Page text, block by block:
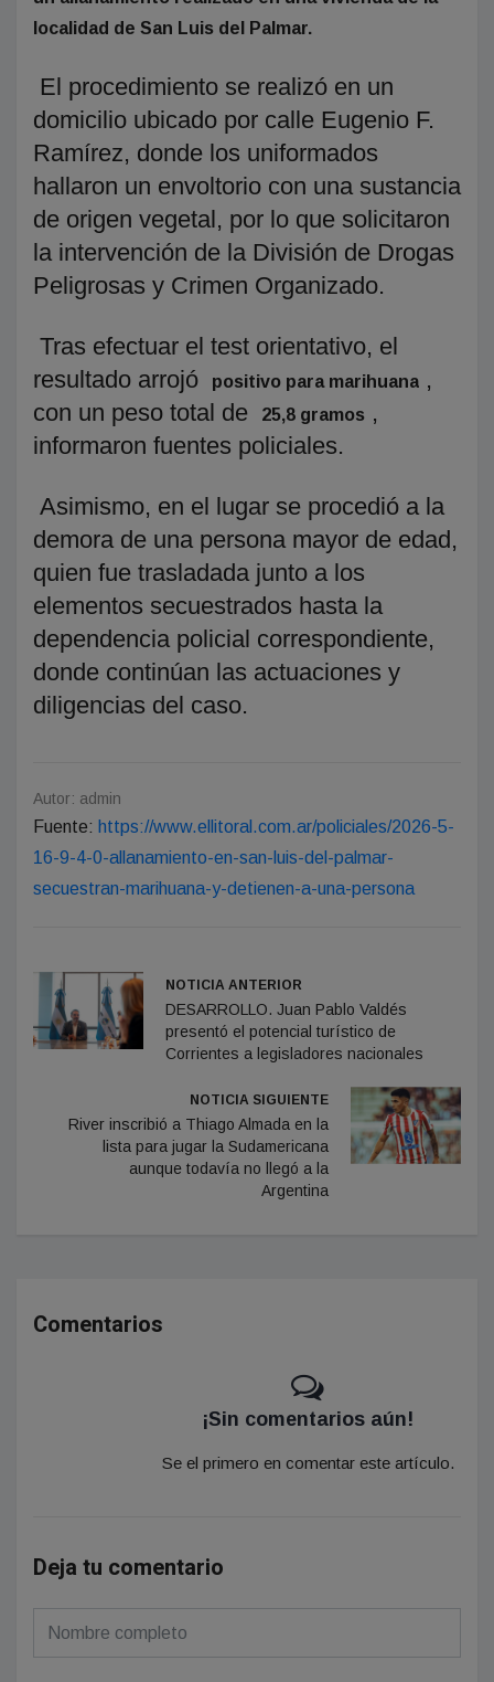
localidad de San Luis del Palmar.
El procedimiento se realizó en un
domicilio ubicado por calle Eugenio F.
Ramírez, donde los uniformados
hallaron un envoltorio con una sustancia
de origen vegetal, por lo que solicitaron
la intervención de la División de Drogas
Peligrosas y Crimen Organizado.
Tras efectuar el test orientativo, el
resultado arrojó
positivo para marihuana ,
con un peso total de
25,8 gramos ,
informaron fuentes policiales.
Asimismo, en el lugar se procedió a la
demora de una persona mayor de edad,
quien fue trasladada junto a los
elementos secuestrados hasta la
dependencia policial correspondiente,
donde continúan las actuaciones y
diligencias del caso.
Autor: admin
Fuente: https://www.ellitoral.com.ar/policiales/2026-5-
16-9-4-0-allanamiento-en-san-luis-del-palmar-
secuestran-marihuana-y-detienen-a-una-persona
NOTICIA ANTERIOR
DESARROLLO. Juan Pablo Valdés
presentó el potencial turístico de
Corrientes a legisladores nacionales
NOTICIA SIGUIENTE
River inscribió a Thiago Almada en la
lista para jugar la Sudamericana
aunque todavía no llegó a la
Argentina
Comentarios
¡Sin comentarios aún!
Se el primero en comentar este artículo.
Deja tu comentario